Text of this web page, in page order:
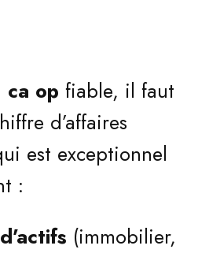
ca op fiable, il faut
d’affaires
est exceptionnel
:
(immobilier,